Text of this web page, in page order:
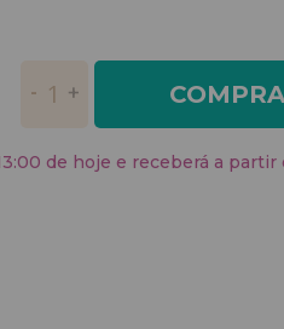
de hoje e receberá a partir